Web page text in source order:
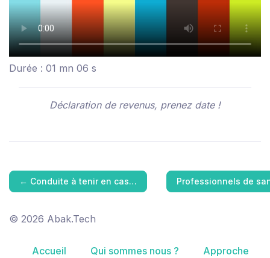
Durée : 01 mn 06 s
Déclaration de revenus, prenez date !
← Conduite à tenir en cas… Professionnels de
© 2026 Abak.Tech
Accueil Qui sommes nous ? Approche